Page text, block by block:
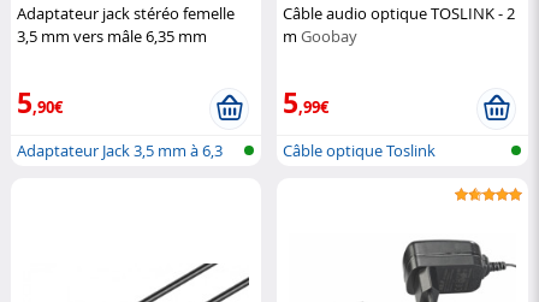
Adaptateur jack stéréo femelle
3,5 mm vers mâle 6,35 mm
5,90€
Adaptateur Jack 3,5 mm à 6,3
Câble audio optique TOSLINK - 2
mGoobay
5,99€
Câble optique Toslink